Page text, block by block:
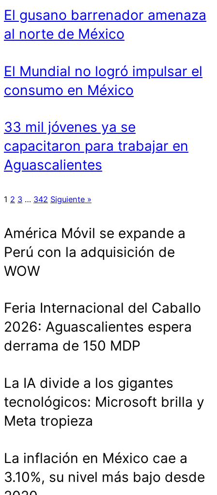
El gusano barrenador amenaza
al norte de México
El Mundial no logró impulsar el
consumo en México
33 mil jóvenes ya se
capacitaron para trabajar en
Aguascalientes
1 2 3 … 342 Siguiente »
América Móvil se expande a
Perú con la adquisición de
WOW
Feria Internacional del Caballo
2026: Aguascalientes espera
derrama de 150 MDP
La IA divide a los gigantes
tecnológicos: Microsoft brilla y
Meta tropieza
La inflación en México cae a
3.10%, su nivel más bajo desde